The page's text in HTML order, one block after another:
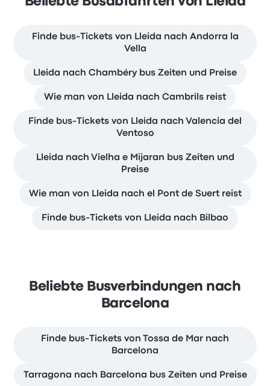
Finde bus-Tickets von Lleida nach Andorra la
Vella
Lleida nach Chambéry bus Zeiten und Preise
Wie man von Lleida nach Cambrils reist
Finde bus-Tickets von Lleida nach Valencia del
Ventoso
Lleida nach Vielha e Mijaran bus Zeiten und
Preise
Wie man von Lleida nach el Pont de Suert reist
Finde bus-Tickets von Lleida nach Bilbao
Beliebte Busverbindungen nach
Barcelona
Finde bus-Tickets von Tossa de Mar nach
Barcelona
Tarragona nach Barcelona bus Zeiten und Preise